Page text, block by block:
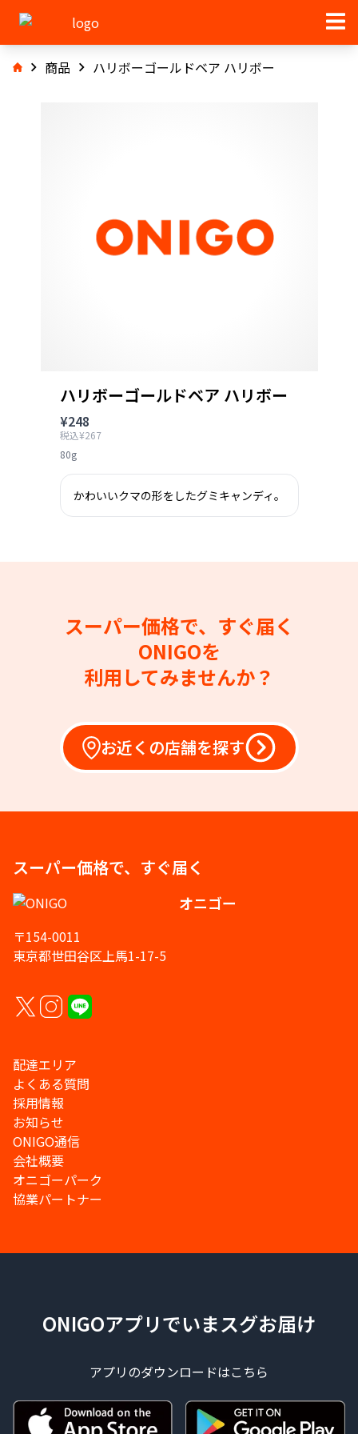
商品 ハリボーゴールドベア ハリボー
ハリボーゴールドベア ハリボー
¥248
税込¥267
80g
かわいいクマの形をしたグミキャンディ。
スーパー価格で、すぐ届く
ONIGOを
利用してみませんか？
お近くの店舗を探す
スーパー価格で、すぐ届く
オニゴー
〒154-0011
東京都世田谷区上馬1-17-5
配達エリア
よくある質問
採用情報
お知らせ
ONIGO通信
会社概要
オニゴーパーク
協業パートナー
ONIGOアプリでいまスグお届け
アプリのダウンロードはこちら